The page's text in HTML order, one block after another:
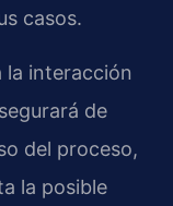
casos.
la interacción
de
del proceso,
la posible